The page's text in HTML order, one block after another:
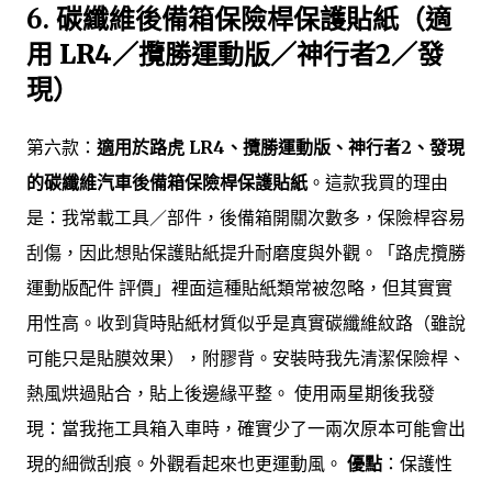
6. 碳纖維後備箱保險桿保護貼紙（適
用 LR4／攬勝運動版／神行者2／發
現）
第六款： 適用於路虎 LR4、攬勝運動版、神行者2、發現
的碳纖維汽車後備箱保險桿保護貼紙。這款我買的理由
是：我常載工具／部件，後備箱開關次數多，保險桿容易
刮傷，因此想貼保護貼紙提升耐磨度與外觀。「路虎攬勝
運動版配件 評價」裡面這種貼紙類常被忽略，但其實實
用性高。收到貨時貼紙材質似乎是真實碳纖維紋路（雖說
可能只是貼膜效果），附膠背。安裝時我先清潔保險桿、
熱風烘過貼合，貼上後邊緣平整。 使用兩星期後我發
現：當我拖工具箱入車時，確實少了一兩次原本可能會出
現的細微刮痕。外觀看起來也更運動風。 優點 ：保護性